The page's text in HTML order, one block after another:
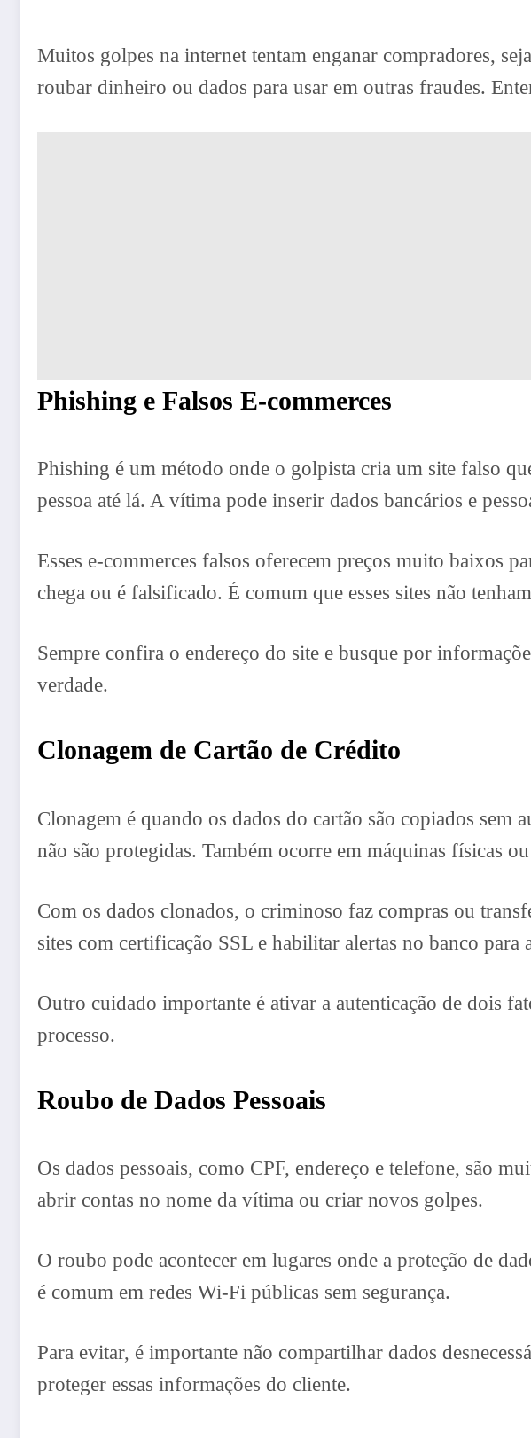
Muitos golpes na internet tentam enganar compradores,
roubar dinheiro ou dados para usar em outras fraudes.
Phishing e Falsos E-commerces
Phishing é um método onde o golpista cria um site falso
pessoa até lá. A vítima pode inserir dados bancários e
Esses e-commerces falsos oferecem preços muito baixos
chega ou é falsificado. É comum que esses sites não
Sempre confira o endereço do site e busque por
verdade.
Clonagem de Cartão de Crédito
Clonagem é quando os dados do cartão são copiados sem
não são protegidas. Também ocorre em máquinas físicas
Com os dados clonados, o criminoso faz compras ou
sites com certificação SSL e habilitar alertas no banco para
Outro cuidado importante é ativar a autenticação de dois
processo.
Roubo de Dados Pessoais
Os dados pessoais, como CPF, endereço e telefone, são
abrir contas no nome da vítima ou criar novos golpes.
O roubo pode acontecer em lugares onde a proteção de
é comum em redes Wi-Fi públicas sem segurança.
Para evitar, é importante não compartilhar dados
proteger essas informações do cliente.